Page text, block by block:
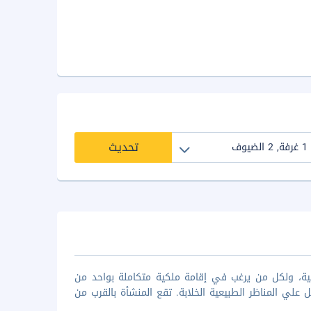
تحديث
السامية، ولكل من يرغب في إقامة ملكية متكاملة بواحد من
ويطل علي المناظر الطبيعية الخلابة. تقع المنشأة بالقرب من